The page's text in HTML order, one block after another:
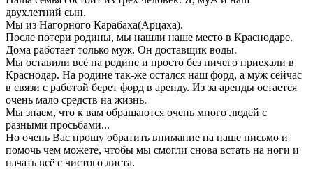
двухлетний сын.
Мы из Нагорного Карабаха(Арцаха).
После потери родины, мы нашли наше место в Краснодаре.
Дома работает только муж. Он доставщик воды.
Мы оставили всё на родине и просто без ничего приехали в
Краснодар. На родине так-же остался наш форд, а муж сейчас
в связи с работой берет форд в аренду. Из за аренды остается
очень мало средств на жизнь.
Мы знаем, что к вам обращаются очень много людей с
разными просьбами...
Но очень Вас прошу обратить внимание на наше письмо и
помочь чем можете, чтобы мы смогли снова встать на ноги и
начать всё с чистого листа.